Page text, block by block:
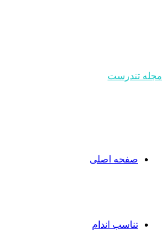
مجله تندرست
صفحه اصلی
تناسب اندام